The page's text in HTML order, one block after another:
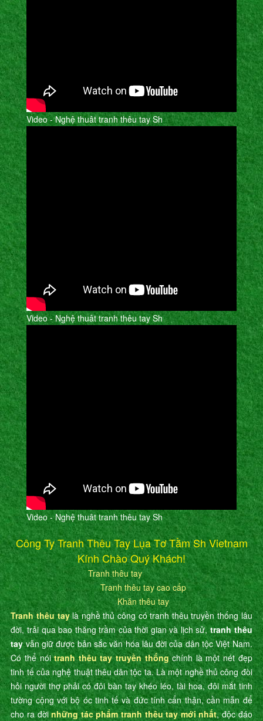
Video - Nghệ thuât tranh thêu tay Sh
Video - Nghệ thuât tranh thêu tay Sh
Video - Nghệ thuât tranh thêu tay Sh
Công Ty Tranh Thêu Tay Lụa Tơ Tằm Sh Vietnam
Kính Chào Quý Khách!
Tranh thêu tay
Tranh thêu tay cao cấp
Khăn thêu tay
Tranh thêu taylà nghề thủ công có tranh thêu truyền thống lâu
đời, trải qua bao thăng trầm của thời gian và lịch sử,tranh thêu
tayvẫn giữ được bản sắc văn hóa lâu đời của dân tộc Việt Nam.
Có thể nóitranh thêu tay truyền thốngchính là một nét đẹp
tinh tế của nghệ thuật thêu dân tộc ta. Là một nghề thủ công đòi
hỏi người thợ phải có đôi bàn tay khéo léo, tài hoa, đôi mắt tinh
tường cộng với bộ óc tinh tế và đức tính cẩn thận, cần mẫn để
cho ra đờinhững tác phẩm tranh thêu tay mới nhất, độc đáo